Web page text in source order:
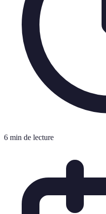
6 min de lecture